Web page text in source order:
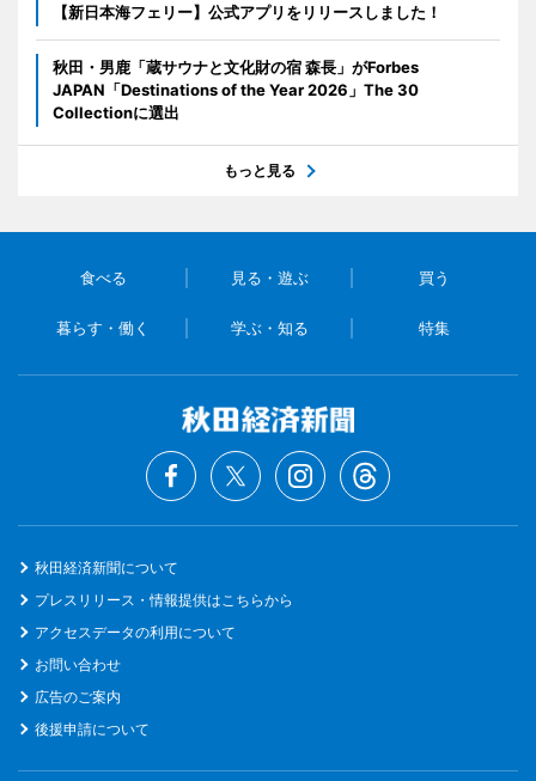
【新日本海フェリー】公式アプリをリリースしました！
秋田・男鹿「蔵サウナと文化財の宿 森長」がForbes
JAPAN「Destinations of the Year 2026」The 30
Collectionに選出
もっと見る
食べる 見る・遊ぶ 買う
暮らす・働く 学ぶ・知る 特集
秋田経済新聞について
プレスリリース・情報提供はこちらから
アクセスデータの利用について
お問い合わせ
広告のご案内
後援申請について